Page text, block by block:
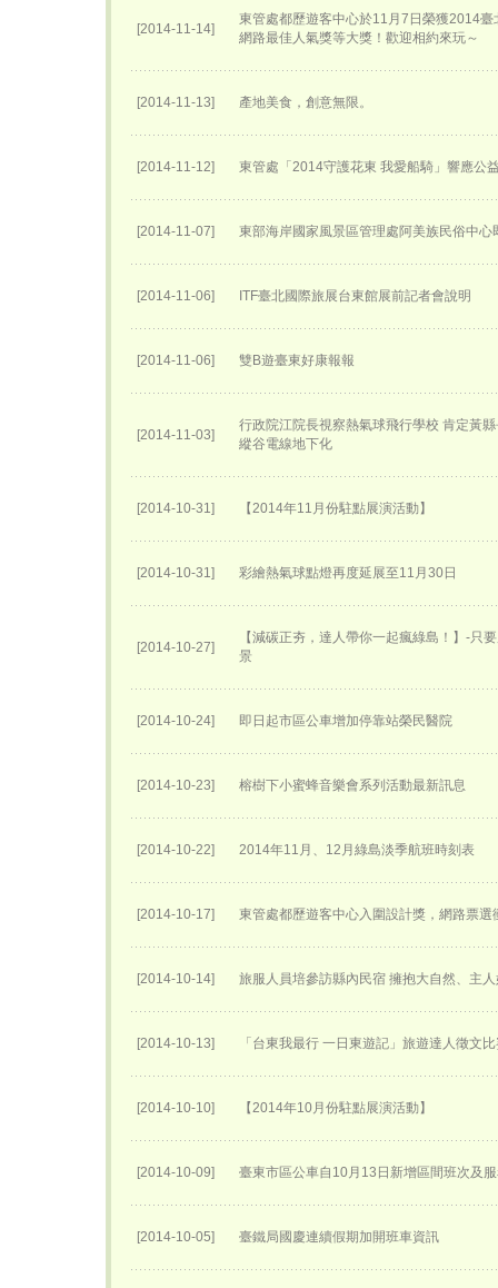
[2014-11-14]
東管處都歷遊客中心於11月7日榮獲2014
網路最佳人氣獎等大獎！歡迎相約來玩～
[2014-11-13] 產地美食，創意無限。
[2014-11-12] 東管處「2014守護花東 我愛船騎」響應公
[2014-11-07] 東部海岸國家風景區管理處阿美族民俗中
[2014-11-06] ITF臺北國際旅展台東館展前記者會說明
[2014-11-06] 雙B遊臺東好康報報
[2014-11-03]
行政院江院長視察熱氣球飛行學校 肯定黃
縱谷電線地下化
[2014-10-31] 【2014年11月份駐點展演活動】
[2014-10-31] 彩繪熱氣球點燈再度延展至11月30日
[2014-10-27]
【減碳正夯，達人帶你一起瘋綠島！】-只
景
[2014-10-24] 即日起市區公車增加停靠站榮民醫院
[2014-10-23] 榕樹下小蜜蜂音樂會系列活動最新訊息
[2014-10-22] 2014年11月、12月綠島淡季航班時刻表
[2014-10-17] 東管處都歷遊客中心入圍設計獎，網路票選
[2014-10-14] 旅服人員培參訪縣內民宿 擁抱大自然、主
[2014-10-13] 「台東我最行 一日東遊記」旅遊達人徵文
[2014-10-10] 【2014年10月份駐點展演活動】
[2014-10-09] 臺東市區公車自10月13日新增區間班次及
[2014-10-05] 臺鐵局國慶連續假期加開班車資訊